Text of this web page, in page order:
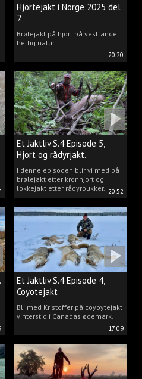
20:20
Hjortejakt i Norge 2025 del
2
Brølejakt på hjort på vestlandet i
heftig natur.
20:52
Et Jaktliv S.4 Episode 5,
Hjort og rådyrjakt.
I denne episoden blir vi med på
brølejakt etter kronhjort og
lokkejakt etter rådyrbukker.
17:09
Et Jaktliv S.4 Episode 4,
Coyotejakt
Bli med Kristoffer på coyoytejakt
vinterstid i Canadas ødemark.